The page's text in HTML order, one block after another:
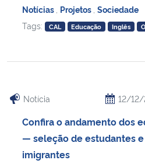
Notícias Projetos Sociedade
Tags:
CAL Educação Inglês
Notícia 12/
Confira o andamento dos
— seleção de estudantes
imigrantes